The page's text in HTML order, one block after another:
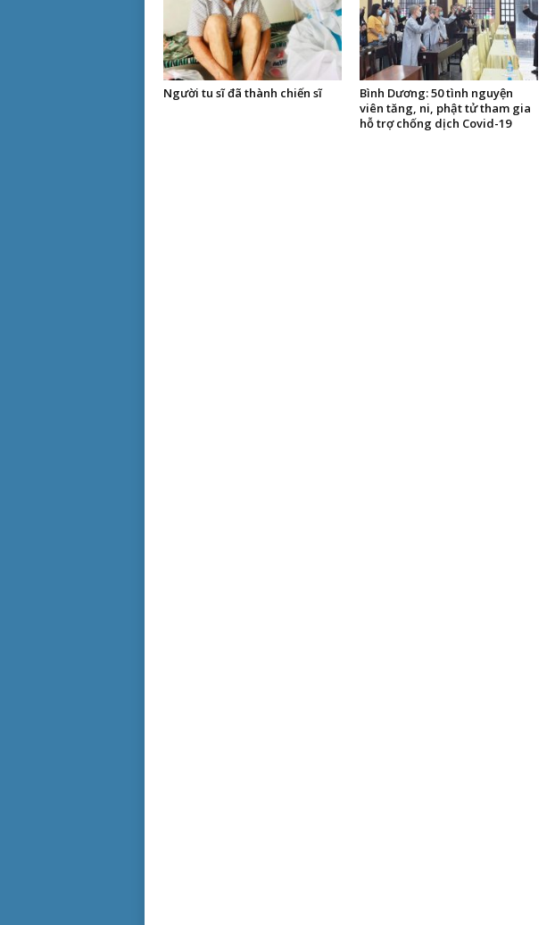
Người tu sĩ đã thành chiến sĩ
Bình Dương: 50 tình nguyện
viên tăng, ni, phật tử tham gia
hỗ trợ chống dịch Covid-19